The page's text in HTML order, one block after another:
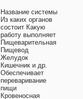
Название системы
Из каких органов
состоит Какую
работу выполняет
Пищеварительная
Пищевод
Желудок
Кишечник и др.
Обеспечивает
переваривание
пищи
Кровеносная